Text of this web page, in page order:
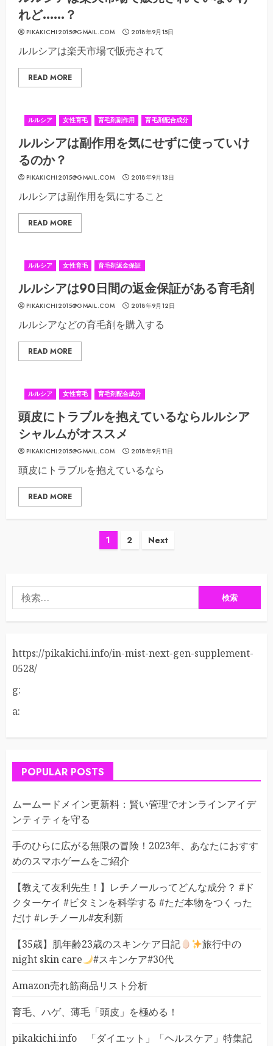
れど……？
PIKAKICHI2015@GMAIL.COM 2018年9月15日
ルルシアは楽天市場で販売されて
READ MORE
ルルシア 女性育毛 育毛剤副作用 育毛剤配合成分
ルルシアは副作用を気にせずに使っていけ
るのか？
PIKAKICHI2015@GMAIL.COM 2018年9月13日
ルルシアは副作用を気にすること
READ MORE
ルルシア 女性育毛 育毛剤返金保証
ルルシアは90日間の返金保証がある育毛剤
PIKAKICHI2015@GMAIL.COM 2018年9月12日
ルルシアなどの育毛剤を購入する
READ MORE
ルルシア 女性育毛 育毛剤配合成分
頭皮にトラブルを抱えているならルルシア
シャルムがオススメ
PIKAKICHI2015@GMAIL.COM 2018年9月11日
頭皮にトラブルを抱えているなら
READ MORE
投
の
ペ
ジ
1 2 Next
索:
https://pikakichi.info/in-mist-next-gen-supplement-
0528/
g:
a:
POPULAR POSTS
ムームードメイン更新料：賢い管理でオンラインアイデ
ンティティを守る
手のひらに広がる無限の冒険！2023年、あなたにおすす
めのスマホゲームをご紹介
【教えて友利先生！】レチノールってどんな成分？ #ド
クターケイ #ビタミンを科学する #ただ本物をつくった
だけ #レチノール#友利新
【35歳】肌年齢23歳のスキンケア日記
旅行中の
night skin care
#スキンケア#30代
Amazon売れ筋商品リスト分析
育毛、ハゲ、薄毛「頭皮」を極める！
pikakichi.info 「ダイエット」「ヘルスケア」特集記